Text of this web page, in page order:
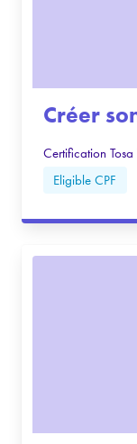
Créer
Certification Tosa
Eligible CPF